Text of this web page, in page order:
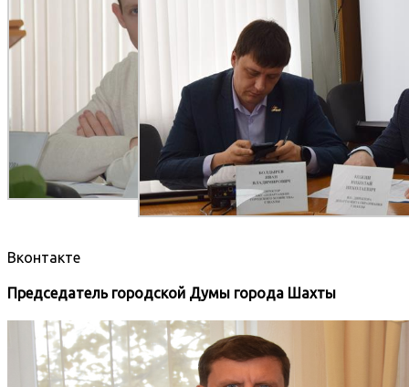
Вконтакте
Председатель городской Думы города Шахты